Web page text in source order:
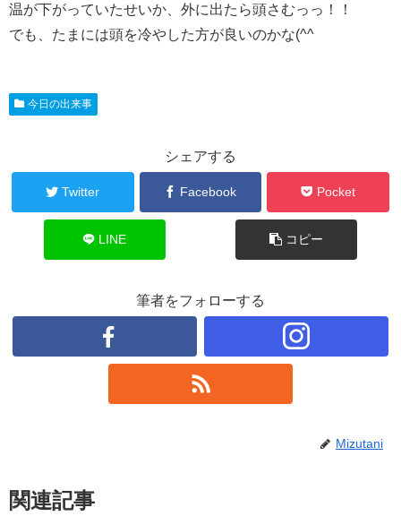
温が下がっていたせいか、外に出たら頭さむっっ！！
でも、たまには頭を冷やした方が良いのかな(^^ゞ
今日の出来事
シェアする
Twitter Facebook Pocket
LINE コピー
筆者をフォローする
Mizutani
関連記事